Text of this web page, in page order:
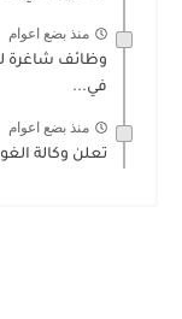
منذ بضع اعوام
وظائف شاغرة
في...
منذ بضع اعوام
تعلن وكالة